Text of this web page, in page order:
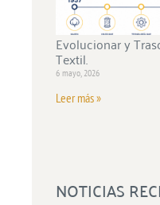
Evolucionar y
Textil.
6 mayo, 2026
Leer más »
NOTICIAS